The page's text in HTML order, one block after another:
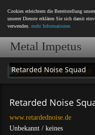
Cookies erleichtern die Bereitstellung
unserer Dienste erklären Sie sich damit
verwenden. mehr Informationen
Metal Impetus
Retarded Noise Squad
Retarded Noise
www.retardednoise.de
Unbekannt / keines